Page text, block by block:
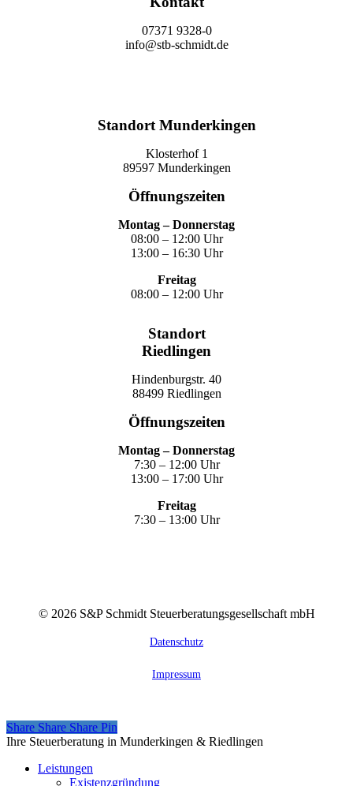
07371 9328-0
info@stb-schmidt.de
Standort Munderkingen
Klosterhof 1
89597 Munderkingen
Öffnungszeiten
Montag – Donnerstag
08:00 – 12:00 Uhr
13:00 – 16:30 Uhr
Freitag
08:00 – 12:00 Uhr
Standort
Riedlingen
Hindenburgstr. 40
88499 Riedlingen
Öffnungszeiten
Montag – Donnerstag
7:30 – 12:00 Uhr
13:00 – 17:00 Uhr
Freitag
7:30 – 13:00 Uhr
© 2026S&P Schmidt Steuerberatungsgesellschaft mbH
Datenschutz
Impressum
Share
Share Share Share Pin
Close
Ihre Steuerberatung in Munderkingen & Riedlingen
Leistungen
Existenzgründung